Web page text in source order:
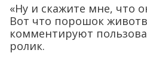
«Ну и скажите мне, что
Вот что порошок
комментируют
ролик.